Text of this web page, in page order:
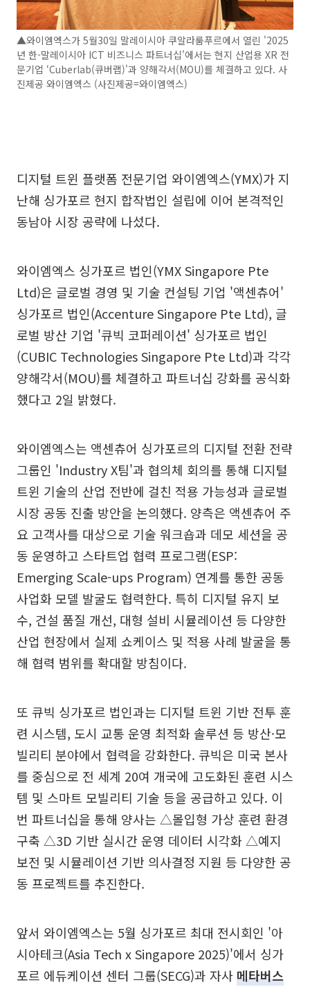
▲와이엠엑스가 5월30일 말레이시아 쿠알라룸푸르에서 열린 '2025
년 한-말레이시아 ICT 비즈니스 파트너십'에서는 현지 산업용 XR 전
문기업 ‘Cuberlab(큐버랩)'과 양해각서(MOU)를 체결하고 있다. 사
진제공 와이엠엑스 (사진제공=와이엠엑스)
디지털 트윈 플랫폼 전문기업 와이엠엑스(YMX)가 지
난해 싱가포르 현지 합작법인 설립에 이어 본격적인
동남아 시장 공략에 나섰다.
와이엠엑스 싱가포르 법인(YMX Singapore Pte
Ltd)은 글로벌 경영 및 기술 컨설팅 기업 '액센츄어'
싱가포르 법인(Accenture Singapore Pte Ltd), 글
로벌 방산 기업 '큐빅 코퍼레이션' 싱가포르 법인
(CUBIC Technologies Singapore Pte Ltd)과 각각
양해각서(MOU)를 체결하고 파트너십 강화를 공식화
했다고 2일 밝혔다.
와이엠엑스는 액센츄어 싱가포르의 디지털 전환 전략
그룹인 'Industry X팀'과 협의체 회의를 통해 디지털
트윈 기술의 산업 전반에 걸친 적용 가능성과 글로벌
시장 공동 진출 방안을 논의했다. 양측은 액센츄어 주
요 고객사를 대상으로 기술 워크숍과 데모 세션을 공
동 운영하고 스타트업 협력 프로그램(ESP:
Emerging Scale-ups Program) 연계를 통한 공동
사업화 모델 발굴도 협력한다. 특히 디지털 유지 보
수, 건설 품질 개선, 대형 설비 시뮬레이션 등 다양한
산업 현장에서 실제 쇼케이스 및 적용 사례 발굴을 통
해 협력 범위를 확대할 방침이다.
또 큐빅 싱가포르 법인과는 디지털 트윈 기반 전투 훈
련 시스템, 도시 교통 운영 최적화 솔루션 등 방산·모
빌리티 분야에서 협력을 강화한다. 큐빅은 미국 본사
를 중심으로 전 세계 20여 개국에 고도화된 훈련 시스
템 및 스마트 모빌리티 기술 등을 공급하고 있다. 이
번 파트너십을 통해 양사는 △몰입형 가상 훈련 환경
구축 △3D 기반 실시간 운영 데이터 시각화 △예지
보전 및 시뮬레이션 기반 의사결정 지원 등 다양한 공
동 프로젝트를 추진한다.
앞서 와이엠엑스는 5월 싱가포르 최대 전시회인 '아
시아테크(Asia Tech x Singapore 2025)'에서 싱가
포르 에듀케이션 센터 그룹(SECG)과 자사메타버스